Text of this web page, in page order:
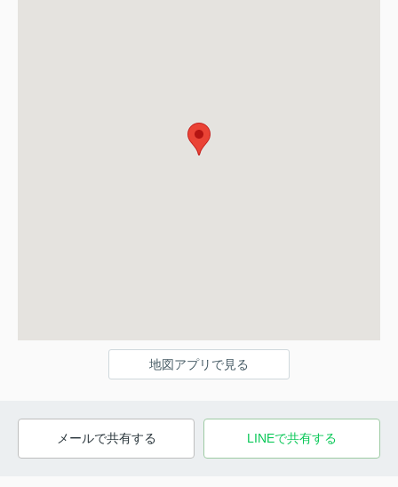
地図アプリで見る
メールで共有する LINEで共有する